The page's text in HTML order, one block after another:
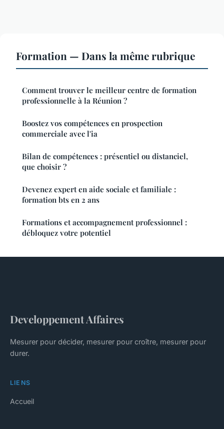
Formation — Dans la même rubrique
Comment trouver le meilleur centre de formation
professionnelle à la Réunion ?
Boostez vos compétences en prospection
commerciale avec l'ia
Bilan de compétences : présentiel ou distanciel,
que choisir ?
Devenez expert en aide sociale et familiale :
formation bts en 2 ans
Formations et accompagnement professionnel :
débloquez votre potentiel
Developpement Affaires
Mesurer pour décider, mesurer pour croître, mesurer pour
durer.
LIENS
Accueil